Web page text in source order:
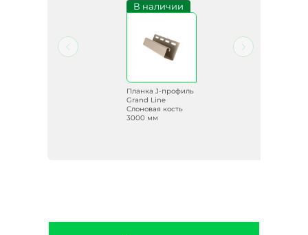
В наличии
Планка J-профиль
Grand Line
Слоновая кость
3000 мм